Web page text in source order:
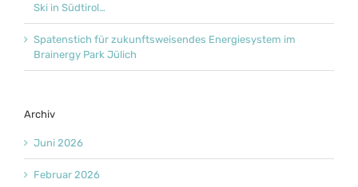
Ski in Südtirol…
Spatenstich für zukunftsweisendes Energiesystem im
Brainergy Park Jülich
Archiv
Juni 2026
Februar 2026